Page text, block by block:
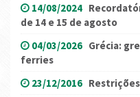
14/08/2024
de 14 e 15 de agosto
04/03/2026 Grécia:
ferries
23/12/2016